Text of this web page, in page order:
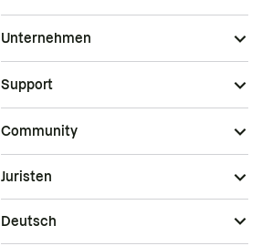
Unternehmen
Support
Community
Juristen
Deutsch